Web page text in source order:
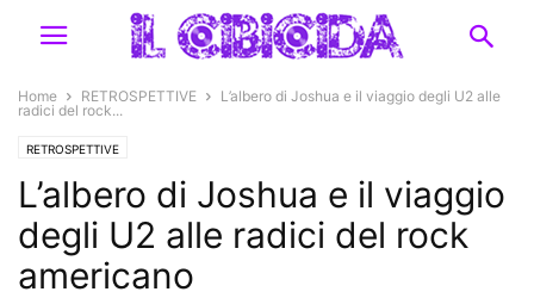
Home RETROSPETTIVE
L’albero di Joshua e il viaggio degli U2 alle
radici del rock...
RETROSPETTIVE
L’albero di Joshua e il viaggio
degli U2 alle radici del rock
americano